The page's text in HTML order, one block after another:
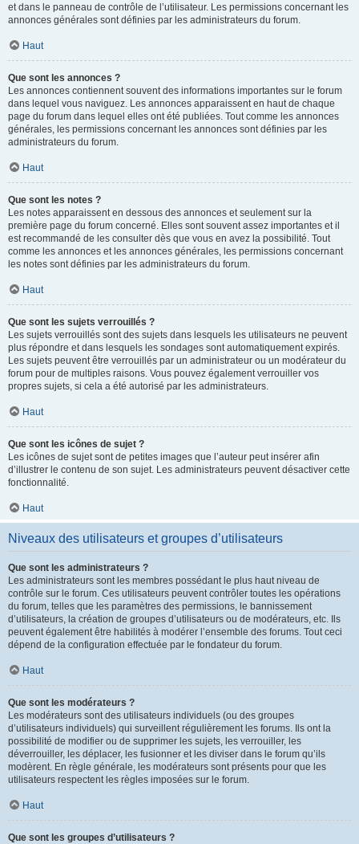
et dans le panneau de contrôle de l’utilisateur. Les permissions concernant les
annonces générales sont définies par les administrateurs du forum.
Haut
Que sont les annonces ?
Les annonces contiennent souvent des informations importantes sur le forum
dans lequel vous naviguez. Les annonces apparaissent en haut de chaque
page du forum dans lequel elles ont été publiées. Tout comme les annonces
générales, les permissions concernant les annonces sont définies par les
administrateurs du forum.
Haut
Que sont les notes ?
Les notes apparaissent en dessous des annonces et seulement sur la
première page du forum concerné. Elles sont souvent assez importantes et il
est recommandé de les consulter dès que vous en avez la possibilité. Tout
comme les annonces et les annonces générales, les permissions concernant
les notes sont définies par les administrateurs du forum.
Haut
Que sont les sujets verrouillés ?
Les sujets verrouillés sont des sujets dans lesquels les utilisateurs ne peuvent
plus répondre et dans lesquels les sondages sont automatiquement expirés.
Les sujets peuvent être verrouillés par un administrateur ou un modérateur du
forum pour de multiples raisons. Vous pouvez également verrouiller vos
propres sujets, si cela a été autorisé par les administrateurs.
Haut
Que sont les icônes de sujet ?
Les icônes de sujet sont de petites images que l’auteur peut insérer afin
d’illustrer le contenu de son sujet. Les administrateurs peuvent désactiver cette
fonctionnalité.
Haut
Niveaux des utilisateurs et groupes d’utilisateurs
Que sont les administrateurs ?
Les administrateurs sont les membres possédant le plus haut niveau de
contrôle sur le forum. Ces utilisateurs peuvent contrôler toutes les opérations
du forum, telles que les paramètres des permissions, le bannissement
d’utilisateurs, la création de groupes d’utilisateurs ou de modérateurs, etc. Ils
peuvent également être habilités à modérer l’ensemble des forums. Tout ceci
dépend de la configuration effectuée par le fondateur du forum.
Haut
Que sont les modérateurs ?
Les modérateurs sont des utilisateurs individuels (ou des groupes
d’utilisateurs individuels) qui surveillent régulièrement les forums. Ils ont la
possibilité de modifier ou de supprimer les sujets, les verrouiller, les
déverrouiller, les déplacer, les fusionner et les diviser dans le forum qu’ils
modèrent. En règle générale, les modérateurs sont présents pour que les
utilisateurs respectent les règles imposées sur le forum.
Haut
Que sont les groupes d’utilisateurs ?